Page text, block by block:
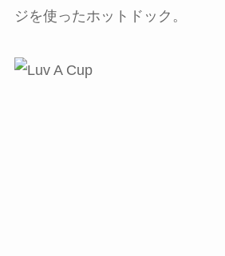
ジを使ったホットドック。